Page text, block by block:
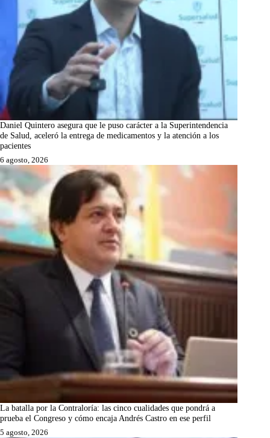
Daniel Quintero asegura que le puso carácter a la Superintendencia
de Salud, aceleró la entrega de medicamentos y la atención a los
pacientes
6 agosto, 2026
La batalla por la Contraloría: las cinco cualidades que pondrá a
prueba el Congreso y cómo encaja Andrés Castro en ese perfil
5 agosto, 2026